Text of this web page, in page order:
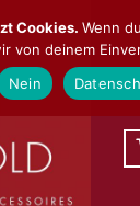
Cookies. Wenn
von deinem
Nein